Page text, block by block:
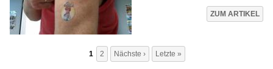
ZUM ARTIKEL
Seiten
1 2 Nächste › Letzte »